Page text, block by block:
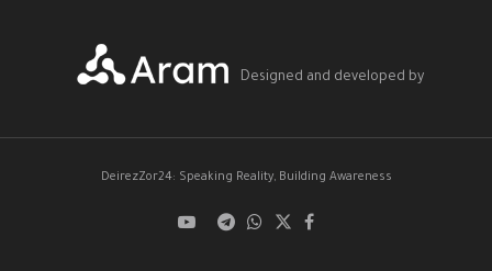
Designed and developed by
DeirezZor24: Speaking Reality, Building Awareness